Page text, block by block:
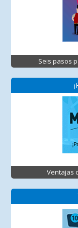
Seis pasos
Ventajas